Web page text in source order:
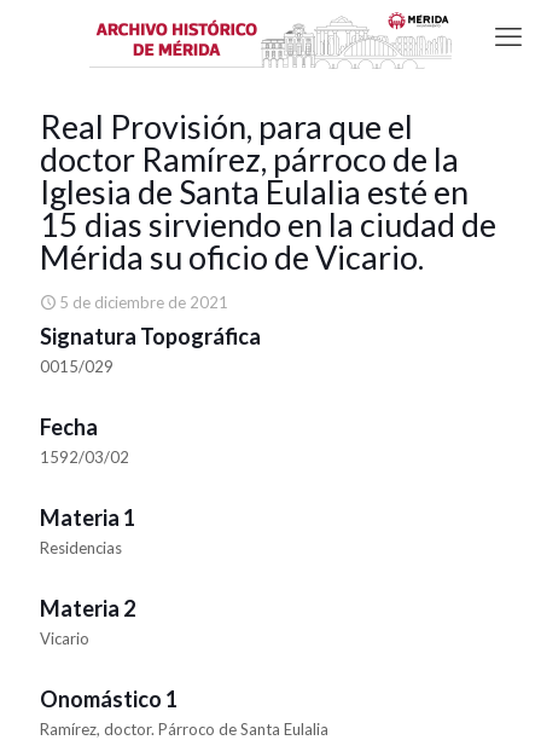
Real Provisión, para que el
doctor Ramírez, párroco de la
Iglesia de Santa Eulalia esté en
15 dias sirviendo en la ciudad de
Mérida su oficio de Vicario.
5 de diciembre de 2021
Signatura Topográfica
0015/029
Fecha
1592/03/02
Materia 1
Residencias
Materia 2
Vicario
Onomástico 1
Ramírez, doctor. Párroco de Santa Eulalia